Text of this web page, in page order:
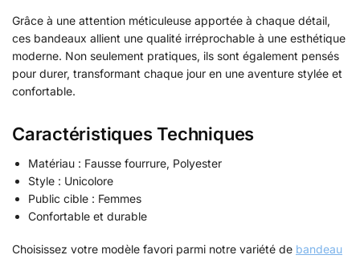
Grâce à une attention méticuleuse apportée à chaque détail,
ces bandeaux allient une qualité irréprochable à une esthétique
moderne. Non seulement pratiques, ils sont également pensés
pour durer, transformant chaque jour en une aventure stylée et
confortable.
Caractéristiques Techniques
Matériau : Fausse fourrure, Polyester
Style : Unicolore
Public cible : Femmes
Confortable et durable
Choisissez votre modèle favori parmi notre variété de bandeau